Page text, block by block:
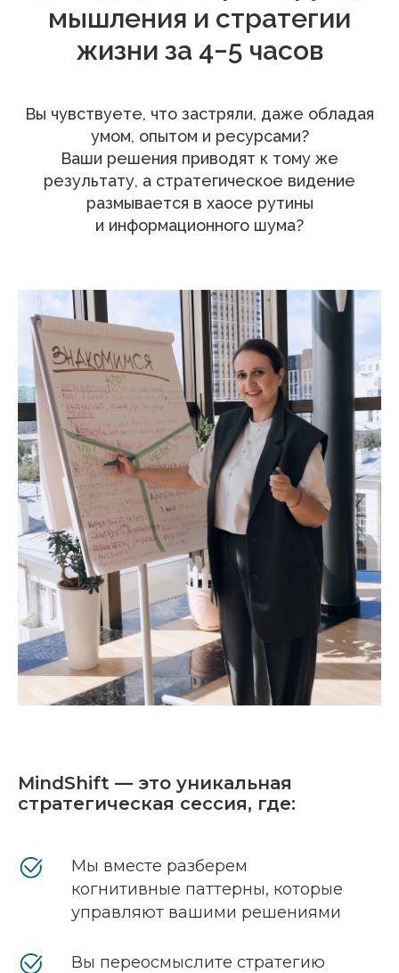
мышления и стратегии
жизни за 4−5 часов
Вы чувствуете, что застряли, даже обладая
умом, опытом и ресурсами?
Ваши решения приводят к тому же
результату, а стратегическое видение
размывается в хаосе рутины
и информационного шума?
MindShift — это уникальная
стратегическая сессия, где:
Мы вместе разберем
когнитивные паттерны, которые
управляют вашими решениями
Вы переосмыслите стратегию